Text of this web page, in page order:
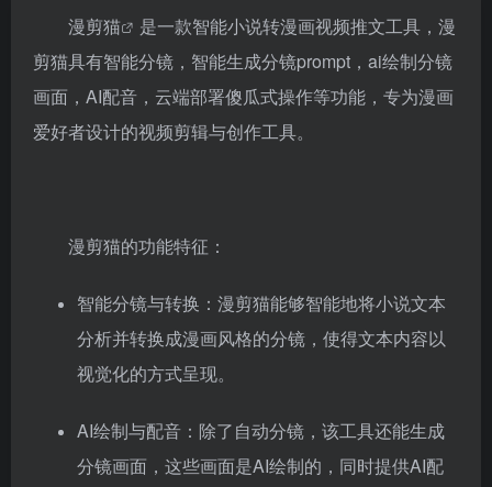
漫剪猫
是一款智能小说转漫画视频推文工具，漫
剪猫具有智能分镜，智能生成分镜prompt，ai绘制分镜
画面，AI配音，云端部署傻瓜式操作等功能，专为漫画
爱好者设计的视频剪辑与创作工具。
漫剪猫的功能特征：
智能分镜与转换：漫剪猫能够智能地将小说文本
分析并转换成漫画风格的分镜，使得文本内容以
视觉化的方式呈现。
AI绘制与配音：除了自动分镜，该工具还能生成
分镜画面，这些画面是AI绘制的，同时提供AI配